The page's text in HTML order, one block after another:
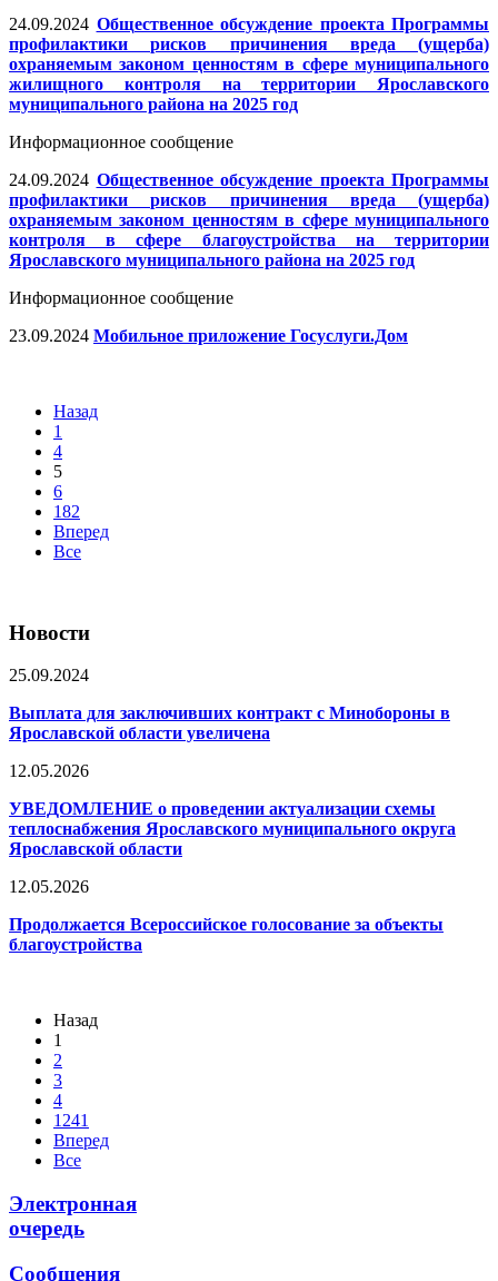
24.09.2024 Общественное обсуждение проекта Программы
профилактики рисков причинения вреда (ущерба)
охраняемым законом ценностям в сфере муниципального
жилищного контроля на территории Ярославского
муниципального района на 2025 год
Информационное сообщение
24.09.2024 Общественное обсуждение проекта Программы
профилактики рисков причинения вреда (ущерба)
охраняемым законом ценностям в сфере муниципального
контроля в сфере благоустройства на территории
Ярославского муниципального района на 2025 год
Информационное сообщение
23.09.2024 Мобильное приложение Госуслуги.Дом
Назад
1
4
5
6
182
Вперед
Все
Новости
25.09.2024
Выплата для заключивших контракт с Минобороны в
Ярославской области увеличена
12.05.2026
УВЕДОМЛЕНИЕ о проведении актуализации схемы
теплоснабжения Ярославского муниципального округа
Ярославской области
12.05.2026
Продолжается Всероссийское голосование за объекты
благоустройства
Назад
1
2
3
4
1241
Вперед
Все
Электронная
очередь
Сообщения